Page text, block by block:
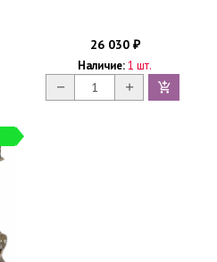
26 030 ₽
Наличие:1 шт.